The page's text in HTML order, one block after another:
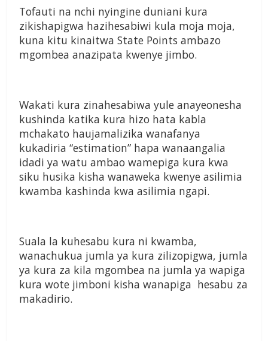
Tofauti na nchi nyingine duniani kura
zikishapigwa hazihesabiwi kula moja moja,
kuna kitu kinaitwa State Points ambazo
mgombea anazipata kwenye jimbo.
Wakati kura zinahesabiwa yule anayeonesha
kushinda katika kura hizo hata kabla
mchakato haujamalizika wanafanya
kukadiria “estimation” hapa wanaangalia
idadi ya watu ambao wamepiga kura kwa
siku husika kisha wanaweka kwenye asilimia
kwamba kashinda kwa asilimia ngapi.
Suala la kuhesabu kura ni kwamba,
wanachukua jumla ya kura zilizopigwa, jumla
ya kura za kila mgombea na jumla ya wapiga
kura wote jimboni kisha wanapiga hesabu za
makadirio.